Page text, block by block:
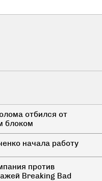
отбился от
блоком
начала работу
против
Breaking Bad